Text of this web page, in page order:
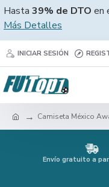
Hasta 39% de DTO en
Más Detalles
INICIAR SESIÓN
Camiseta México
Envío gratuito a